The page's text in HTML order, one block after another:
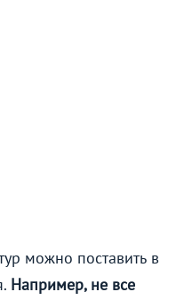
можно поставить в
Например, не все